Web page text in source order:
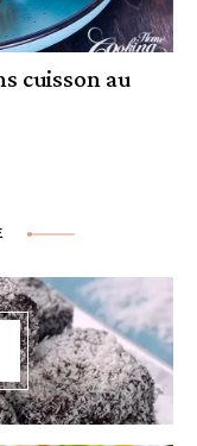
cuisson au